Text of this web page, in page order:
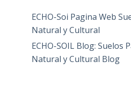
ECHO-Soi Pagina Web
Natural y Cultural
ECHO-SOIL Blog: Suelos
Natural y Cultural Blog